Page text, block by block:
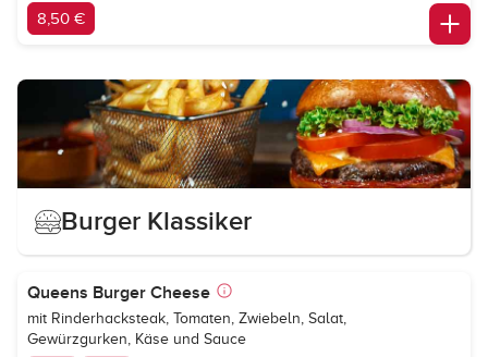
8,50 €
Burger Klassiker
Queens Burger Cheese
mit Rinderhacksteak, Tomaten, Zwiebeln, Salat,
Gewürzgurken, Käse und Sauce